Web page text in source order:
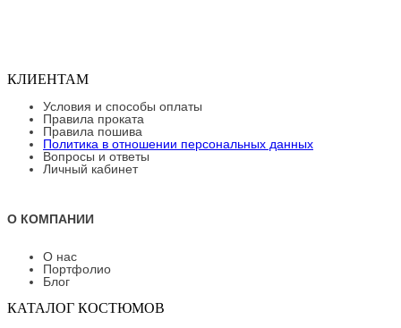
КЛИЕНТАМ
Условия и способы оплаты
Правила проката
Правила пошива
Политика в отношении персональных данных
Вопросы и ответы
Личный кабинет
О КОМПАНИИ
О нас
Портфолио
Блог
КАТАЛОГ КОСТЮМОВ